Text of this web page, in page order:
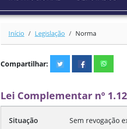
Início Legislação Norma
Compartilhar:
Lei Complementar nº
Situação
Sem revogação